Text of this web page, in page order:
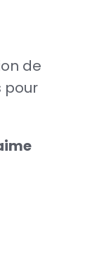
de
pour